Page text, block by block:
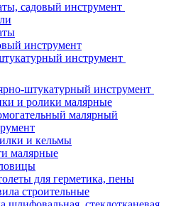
садовый инструмент
инструмент
инструмент
штукатурный инструмент
и ролики малярные
малярный
и кельмы
малярные
для герметика, пены
строительные